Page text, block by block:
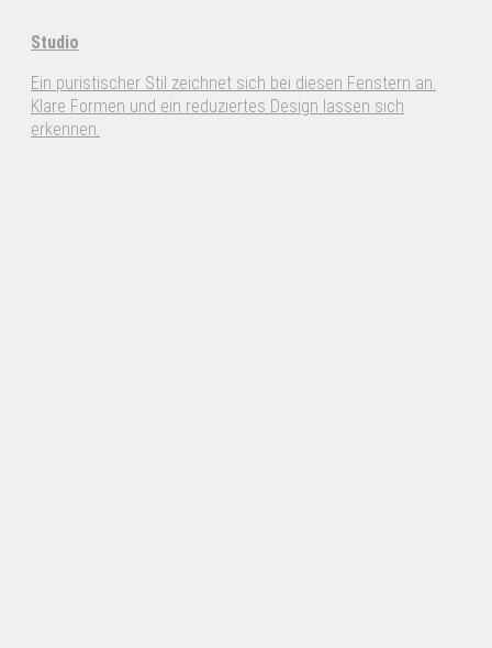
Studio
Ein puristischer Stil zeichnet sich bei diesen Fenstern an.
Klare Formen und ein reduziertes Design lassen sich
erkennen.